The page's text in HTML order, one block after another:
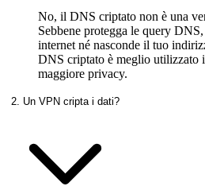
No, il DNS criptato non è una
Sebbene protegga le query
internet né nasconde il tuo
DNS criptato è meglio utilizzato
maggiore privacy.
2. Un VPN cripta i dati?